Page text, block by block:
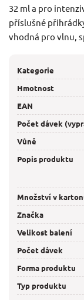
32 ml a pro
příslušné
vhodná pro vlnu,
Kategorie
Hmotnost
EAN
Počet dávek
Vůně
Popis produktu
Množství v
Značka
Velikost balení
Počet dávek
Forma produktu
Typ produktu